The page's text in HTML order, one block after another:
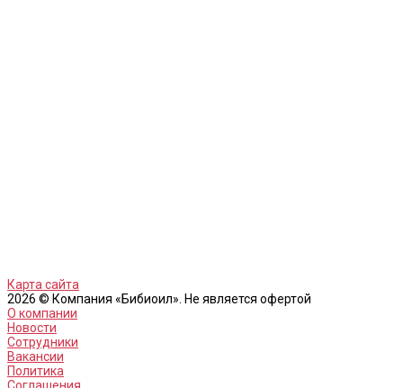
Карта сайта
2026 © Компания «Бибиоил». Не является офертой
О компании
Новости
Сотрудники
Вакансии
Политика